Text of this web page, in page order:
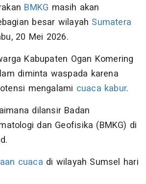
BMKG masih akan
besar wilayah Sumatera
20 Mei 2026.
Kabupaten Ogan Komering
diminta waspada karena
mengalami cuaca kabur.
dilansir Badan
dan Geofisika (BMKG) di
cuaca di wilayah Sumsel hari